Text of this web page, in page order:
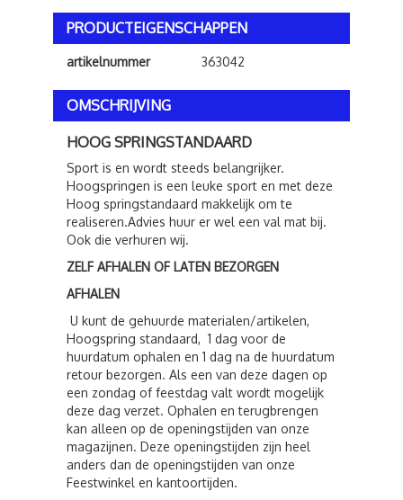
PRODUCTEIGENSCHAPPEN
artikelnummer 363042
OMSCHRIJVING
HOOG SPRINGSTANDAARD
Sport is en wordt steeds belangrijker.
Hoogspringen is een leuke sport en met deze
Hoog springstandaard makkelijk om te
realiseren.Advies huur er wel een val mat bij.
Ook die verhuren wij.
ZELF AFHALEN OF LATEN BEZORGEN
AFHALEN
U kunt de gehuurde materialen/artikelen,
Hoogspring standaard, 1 dag voor de
huurdatum ophalen en 1 dag na de huurdatum
retour bezorgen. Als een van deze dagen op
een zondag of feestdag valt wordt mogelijk
deze dag verzet. Ophalen en terugbrengen
kan alleen op de openingstijden van onze
magazijnen. Deze openingstijden zijn heel
anders dan de openingstijden van onze
Feestwinkel en kantoortijden.